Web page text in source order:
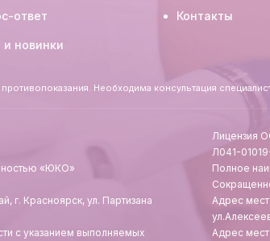
«ЮКО»
г. Красноярск, ул. Партизана
с указанием выполняемых
Лицензия
Л041-
Полное
Адрес
Адрес мест
Необходима консультация
ответ
и новинки
Контакты